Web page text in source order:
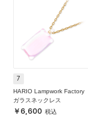
7
HARIO Lampwork Factory
ガラスネックレス
6,600